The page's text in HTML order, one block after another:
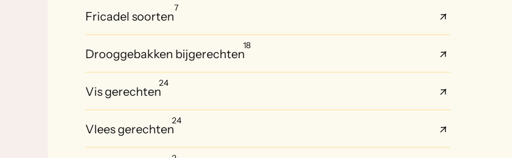
Fricadel soorten
7
Drooggebakken bijgerechten
18
Vis gerechten
24
Vlees gerechten
24